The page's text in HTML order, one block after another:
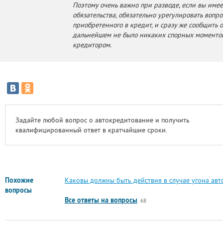
Поэтому очень важно при разводе, если вы
обязательства, обязательно урегулировать
приобретенного в кредит, и сразу же
дальнейшем не было никаких спорных
кредитором.
Задайте любой вопрос о автокредитование и получить
квалифицированный ответ в кратчайшие сроки.
Похожие
вопросы
Каковы должны быть действия в случае угона
Все ответы на вопросы 68